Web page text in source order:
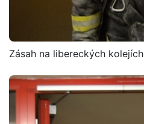
Zásah na libereckých kolejích